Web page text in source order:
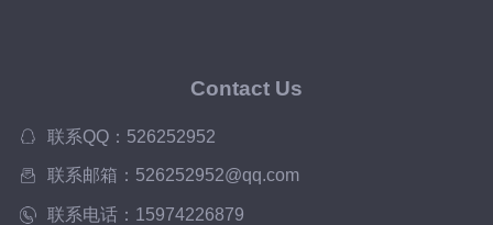
Contact Us
联系QQ：526252952
联系邮箱：526252952@qq.com
联系电话：15974226879